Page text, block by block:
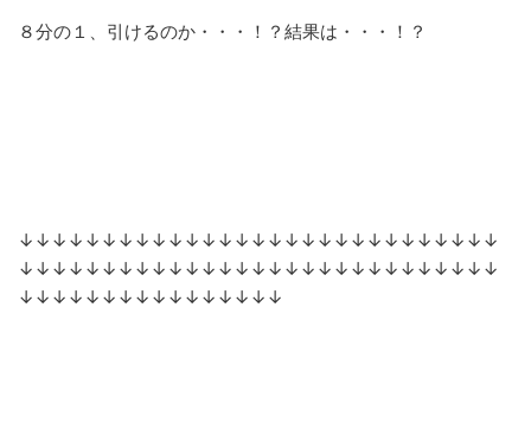
８分の１、引けるのか・・・！？結果は・・・！？
↓↓↓↓↓↓↓↓↓↓↓↓↓↓↓↓↓↓↓↓↓↓↓↓↓↓↓↓↓
↓↓↓↓↓↓↓↓↓↓↓↓↓↓↓↓↓↓↓↓↓↓↓↓↓↓↓↓↓
↓↓↓↓↓↓↓↓↓↓↓↓↓↓↓↓